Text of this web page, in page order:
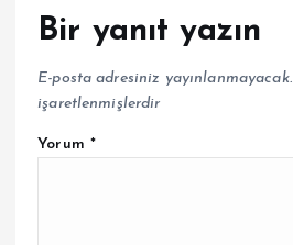
Bir yanıt yazın
E-posta adresiniz yayınlanmayacak.
işaretlenmişlerdir
Yorum *